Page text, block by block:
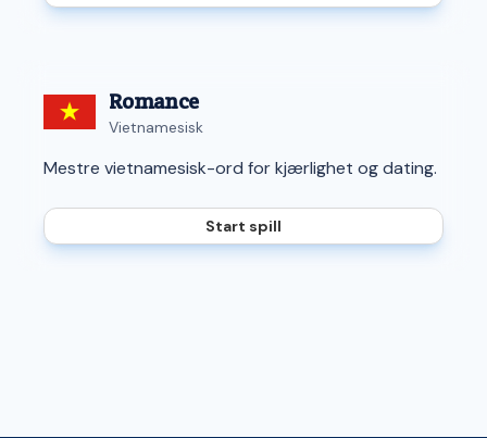
Romance
Vietnamesisk
Mestre vietnamesisk-ord for kjærlighet og dating.
Start spill